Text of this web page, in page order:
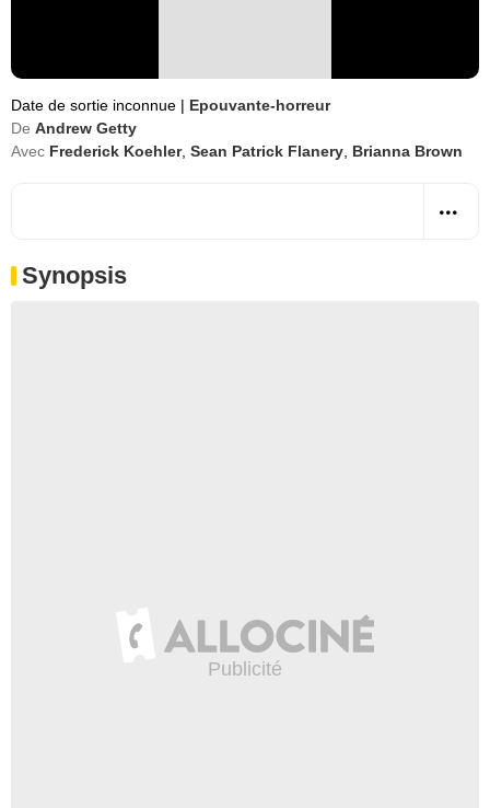
Date de sortie inconnue | Epouvante-horreur
De Andrew Getty
Avec Frederick Koehler, Sean Patrick Flanery Brianna Brown
Synopsis